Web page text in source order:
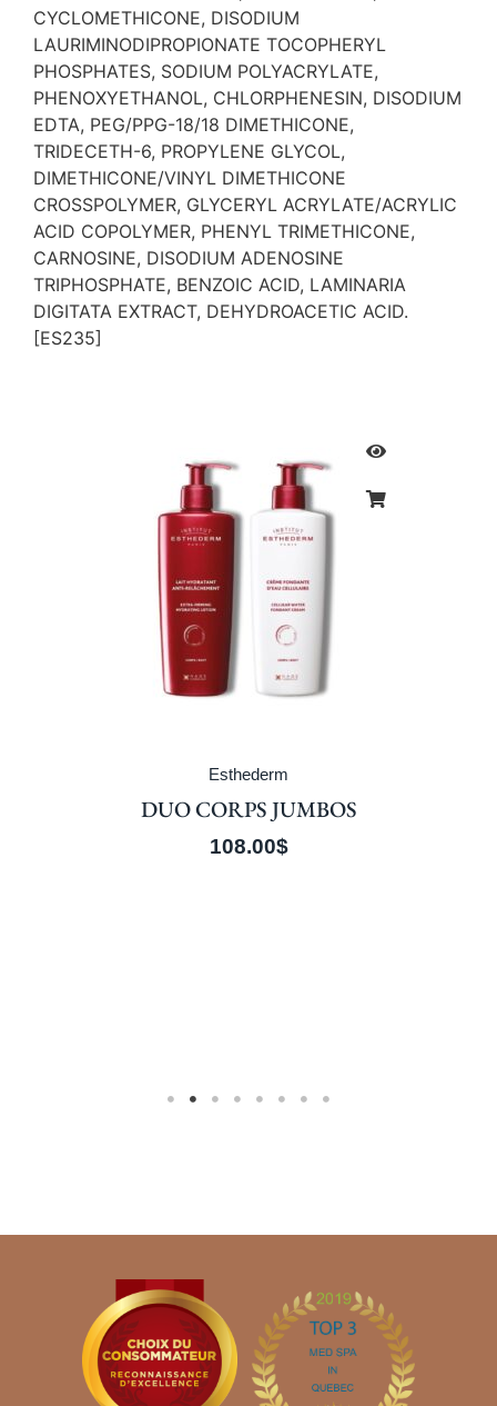
CYCLOMETHICONE, DISODIUM
LAURIMINODIPROPIONATE TOCOPHERYL
PHOSPHATES, SODIUM POLYACRYLATE,
PHENOXYETHANOL, CHLORPHENESIN, DISODIUM
EDTA, PEG/PPG-18/18 DIMETHICONE,
TRIDECETH-6, PROPYLENE GLYCOL,
DIMETHICONE/VINYL DIMETHICONE
CROSSPOLYMER, GLYCERYL ACRYLATE/ACRYLIC
ACID COPOLYMER, PHENYL TRIMETHICONE,
CARNOSINE, DISODIUM ADENOSINE
TRIPHOSPHATE, BENZOIC ACID, LAMINARIA
DIGITATA EXTRACT, DEHYDROACETIC ACID.
[ES235]
Esthederm
DUO CORPS JUMBOS
108.00$